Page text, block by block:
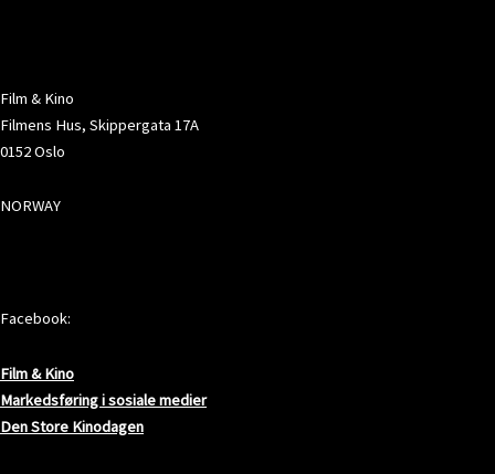
Film & Kino
Filmens Hus, Skippergata 17A
0152 Oslo
NORWAY
Facebook:
Film & Kino
Markedsføring i sosiale medier
Den Store Kinodagen